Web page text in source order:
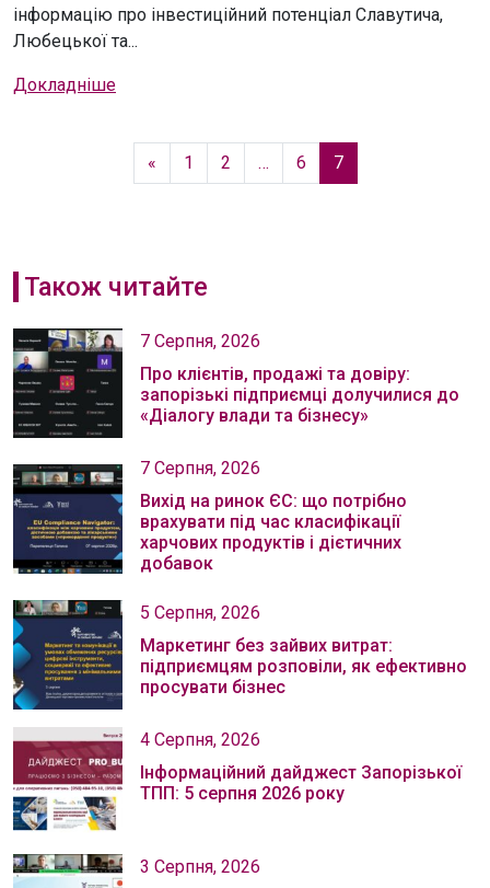
інформацію про інвестиційний потенціал Славутича,
Любецької та...
Докладніше
« 1 2 … 6 7
Також читайте
7 Серпня, 2026
Про клієнтів, продажі та довіру:
запорізькі підприємці долучилися до
«Діалогу влади та бізнесу»
7 Серпня, 2026
Вихід на ринок ЄС: що потрібно
врахувати під час класифікації
харчових продуктів і дієтичних
добавок
5 Серпня, 2026
Маркетинг без зайвих витрат:
підприємцям розповіли, як ефективно
просувати бізнес
4 Серпня, 2026
Інформаційний дайджест Запорізької
ТПП: 5 серпня 2026 року
3 Серпня, 2026